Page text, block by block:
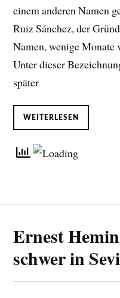
einem anderen Namen
Ruiz Sánchez, der
Namen, wenige Monate
Unter dieser
später
WEITERLESEN
Ernest
schwer in